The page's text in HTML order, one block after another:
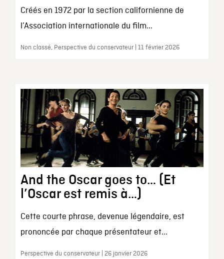
Créés en 1972 par la section californienne de
l’Association internationale du film...
Non classé, Perspective du conservateur | 11 février 2026
And the Oscar goes to… (Et
l’Oscar est remis à…)
Cette courte phrase, devenue légendaire, est
prononcée par chaque présentateur et...
Perspective du conservateur | 26 janvier 2026